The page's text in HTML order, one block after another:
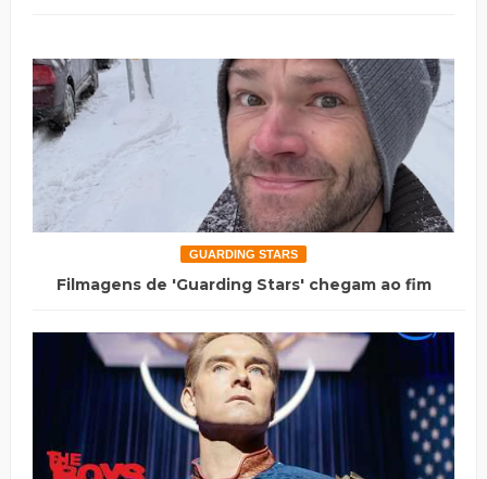
GUARDING STARS
Filmagens de 'Guarding Stars' chegam ao fim